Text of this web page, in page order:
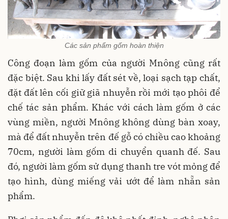
Các sản phẩm gốm hoàn thiện
Công đoạn làm gốm của người Mnông cũng rất
đặc biệt. Sau khi lấy đất sét về, loại sạch tạp chất,
đặt đất lên cối giữ giã nhuyễn rồi mới tạo phôi để
chế tác sản phẩm. Khác với cách làm gốm ở các
vùng miền, người Mnông không dùng bàn xoay,
mà để đất nhuyễn trên đế gỗ có chiều cao khoảng
70cm, người làm gốm di chuyển quanh đế. Sau
đó, người làm gốm sử dụng thanh tre vót mỏng để
tạo hình, dùng miếng vải ướt để làm nhẵn sản
phẩm.